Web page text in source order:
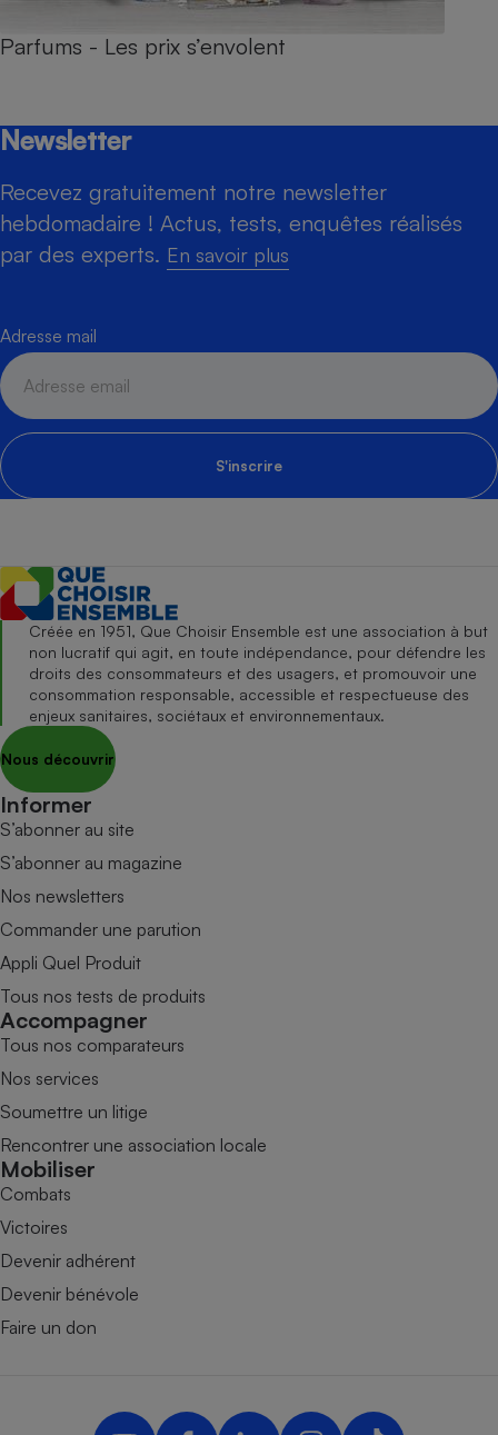
Parfums - Les prix s’envolent
Newsletter
Recevez gratuitement notre newsletter
hebdomadaire ! Actus, tests, enquêtes réalisés
par des experts. En savoir plus
Adresse mail
S'inscrire
Créée en 1951, Que Choisir Ensemble est une association à but
non lucratif qui agit, en toute indépendance, pour défendre les
droits des consommateurs et des usagers, et promouvoir une
consommation responsable, accessible et respectueuse des
enjeux sanitaires, sociétaux et environnementaux.
Nous découvrir
Informer
S’abonner au site
S’abonner au magazine
Nos newsletters
Commander une parution
Appli Quel Produit
Tous nos tests de produits
Accompagner
Tous nos comparateurs
Nos services
Soumettre un litige
Rencontrer une association locale
Mobiliser
Combats
Victoires
Devenir adhérent
Devenir bénévole
Faire un don